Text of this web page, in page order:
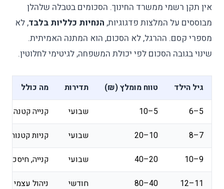
אין תקן רשמי ממשרד החינוך. הסכומים בטבלה שלהלן
מבוססים על המלצות פדגוגיות, הנחיות כלליות בלבד, לא
מספרי קסם. ההרגל, לא הסכום, הוא המתנה האמיתית.
שינוי בגובה הסכום לפי יכולת המשפחה, לגיטימי לחלוטין.
גיל הילד טווח מומלץ (₪) תדירות מה כולל
5–6
5–10 שבועי קנייה קטנה
7–8
10–20 שבועי קניות קטנות,
9–10
20–40 שבועי קנייה,
11–12
40–80 חודשי ניהול עצמי